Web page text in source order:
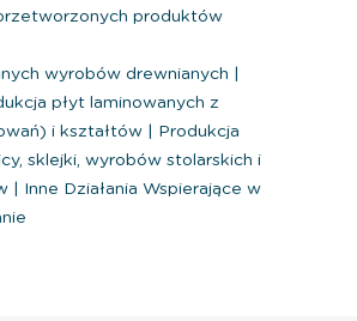
produktów
wyrobów drewnianych
płyt laminowanych z
i kształtów
Produkcja
sklejki, wyrobów stolarskich i
Inne Działania Wspierające w